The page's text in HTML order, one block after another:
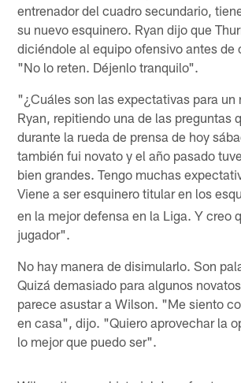
entrenador del cuadro secundario,
su nuevo esquinero. Ryan dijo que
diciéndole al equipo ofensivo antes de
"No lo reten. Déjenlo tranquilo".
"¿Cuáles son las expectativas para
Ryan, repitiendo una de las preguntas
durante la rueda de prensa de hoy
también fui novato y el año pasado
bien grandes. Tengo muchas
Viene a ser esquinero titular en los
en la mejor defensa en la Liga. Y creo
jugador".
No hay manera de disimularlo. Son
Quizá demasiado para algunos
parece asustar a Wilson. "Me siento
en casa", dijo. "Quiero aprovechar la
lo mejor que puedo ser".